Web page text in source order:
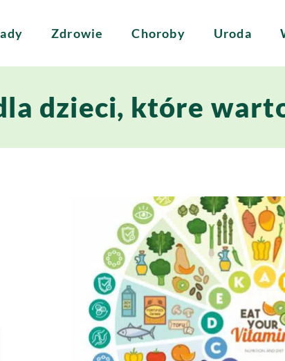
Zdrowie Choroby Uroda
dzieci, które